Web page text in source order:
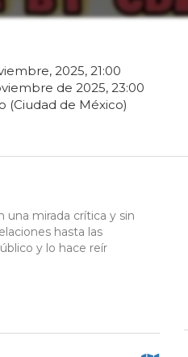
, 2025, 21:00
de 2025, 23:00
(Ciudad de México)
mirada crítica y sin
hasta las
y lo hace reír